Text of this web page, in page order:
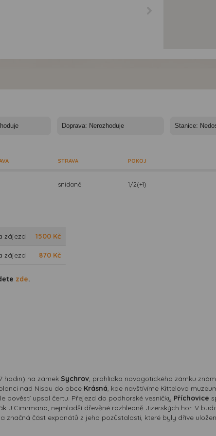
STRAVA POKOJ
snídaně 1/2(+1)
zájezd 1500 Kč
zájezd 870 Kč
zde.
hodin) na zámek Sychrov, prohlídka novogotického zámku
nad Nisou do obce Krásná, kde navštívíme Kittelovo
pověstí upsal čertu. Přejezd do podhorské vesničky Příchovice
J.Cimrmana, nejmladší dřevěné rozhledně Jizerských hor. V
značná část exponátů z jeho pozůstalosti, které byly dříve